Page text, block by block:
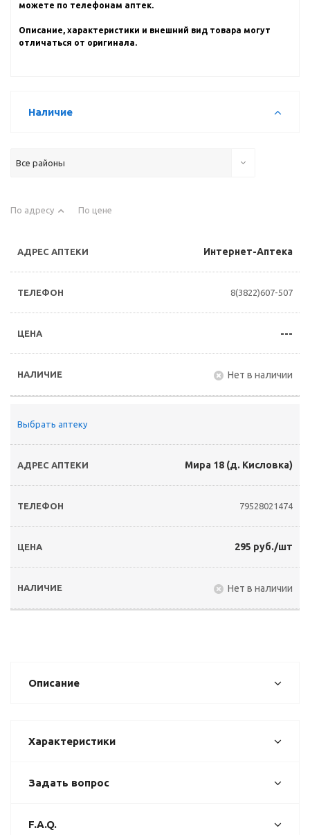
можете по телефонам аптек.
Описание, характеристики и внешний вид товара могут
отличаться от оригинала.
Наличие
Все районы
По адресу По цене
Интернет-Аптека
8(3822)607-507
---
Нет в наличии
Выбрать аптеку
Мира 18 (д. Кисловка)
79528021474
295 руб./шт
Нет в наличии
Описание
Характеристики
Задать вопрос
F.A.Q.